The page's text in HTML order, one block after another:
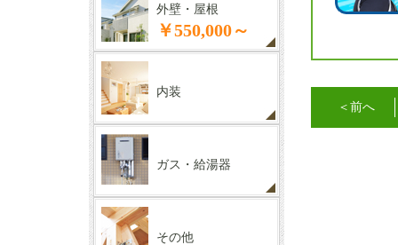
＜前へ
外壁・屋根
￥550,000～
内装
ガス・給湯器
その他